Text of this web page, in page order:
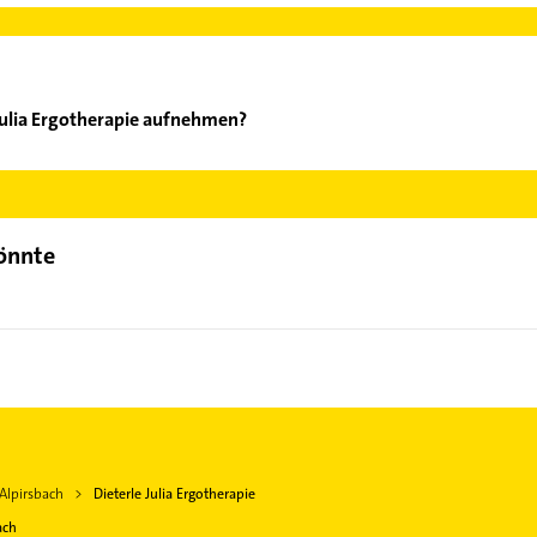
Ergotherapie aufnehmen?
Dieterle Julia Ergotherapie